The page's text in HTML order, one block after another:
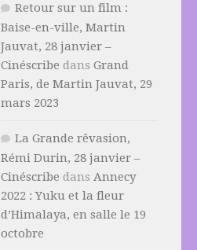
Retour sur un film :
Baise-en-ville, Martin
Jauvat, 28 janvier –
Cinéscribe dans Grand
Paris, de Martin Jauvat, 29
mars 2023
La Grande rêvasion,
Rémi Durin, 28 janvier –
Cinéscribe dans Annecy
2022 : Yuku et la fleur
d’Himalaya, en salle le 19
octobre